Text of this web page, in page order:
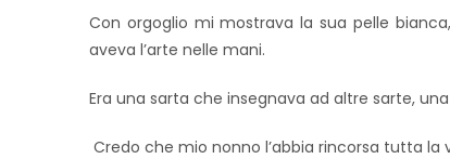
Con orgoglio mi mostrava la sua pelle
aveva l’arte nelle mani.
Era una sarta che insegnava ad altre sarte,
Credo che mio nonno l’abbia rincorsa tutta la